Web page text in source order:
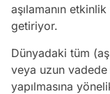
aşılamanın
getiriyor.
Dünyadaki tüm
veya uzun vadede
yapılmasına